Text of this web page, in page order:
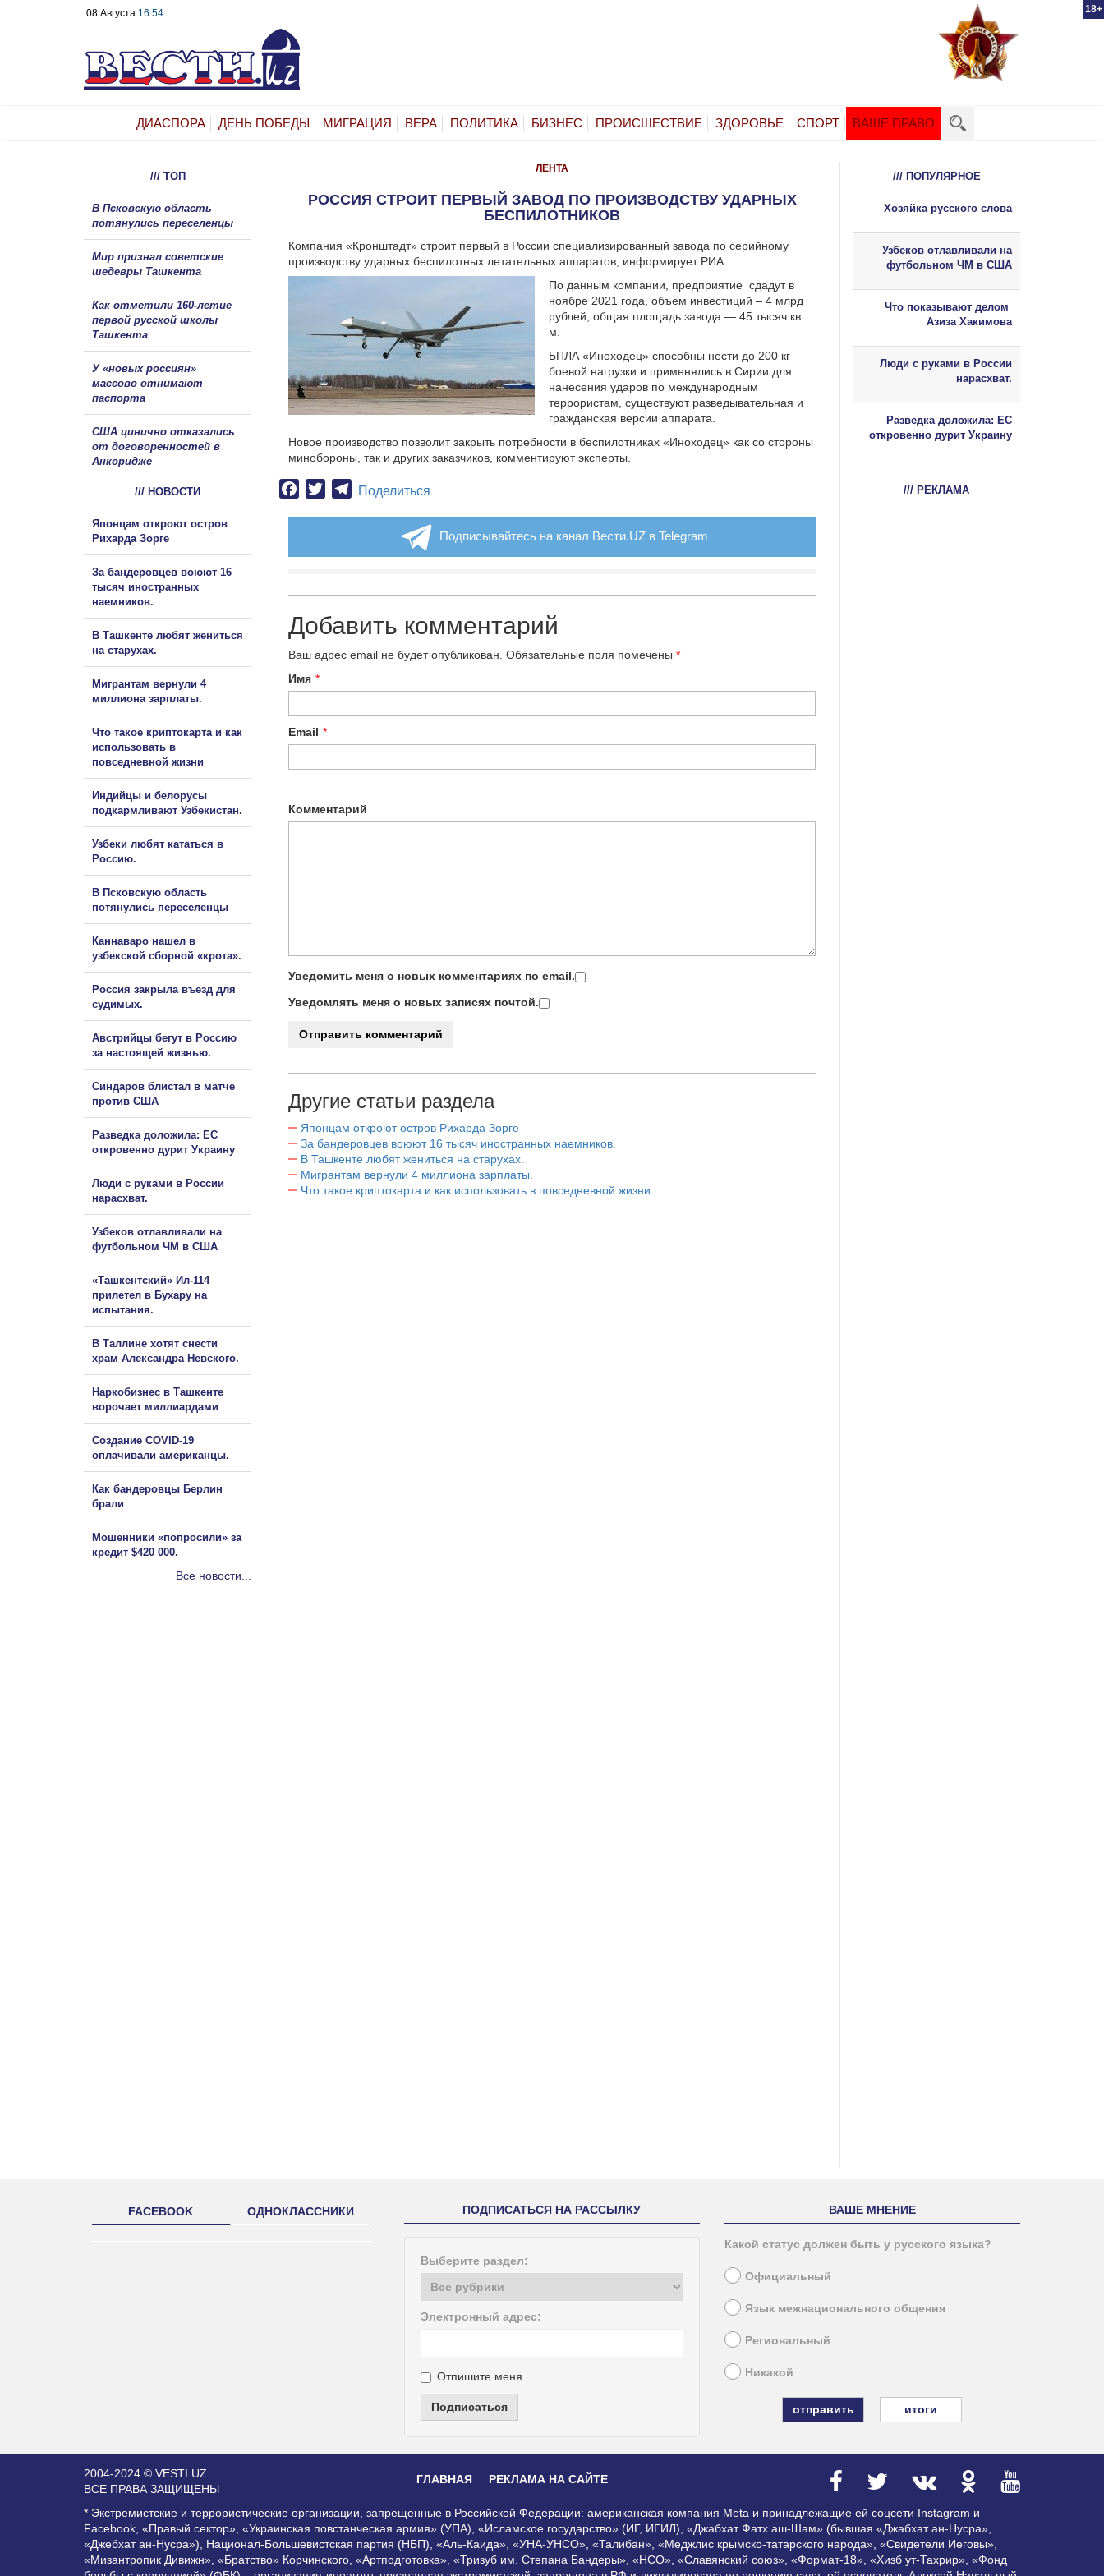
18+
08 Августа 16:54
ДИАСПОРА ДЕНЬ ПОБЕДЫ МИГРАЦИЯ ВЕРА ПОЛИТИКА БИЗНЕС ПРОИСШЕСТВИЕ ЗДОРОВЬЕ СПОРТ ВАШЕ ПРАВО
ЛЕНТА
РОССИЯ СТРОИТ ПЕРВЫЙ ЗАВОД ПО ПРОИЗВОДСТВУ УДАРНЫХ
БЕСПИЛОТНИКОВ
Компания «Кронштадт» строит первый в России специализированный завода по серийному
производству ударных беспилотных летательных аппаратов, информирует РИА.
По данным компании, предприятие сдадут в
ноябре 2021 года, объем инвестиций – 4 млрд
рублей, общая площадь завода — 45 тысяч кв.
м.
БПЛА «Иноходец» способны нести до 200 кг
боевой нагрузки и применялись в Сирии для
нанесения ударов по международным
террористам, существуют разведывательная и
гражданская версии аппарата.
Новое производство позволит закрыть потребности в беспилотниках «Иноходец» как со стороны
минобороны, так и других заказчиков, комментируют эксперты.
Facebook
TwitterTelegram
Поделиться
Подписывайтесь на канал Вести.UZ в Telegram
Добавить комментарий
Ваш адрес email не будет опубликован. Обязательные поля помечены *
Имя *
Email *
Комментарий
Уведомить меня о новых комментариях по email.
Уведомлять меня о новых записях почтой.
Другие статьи раздела
Японцам откроют остров Рихарда Зорге
За бандеровцев воюют 16 тысяч иностранных наемников.
В Ташкенте любят жениться на старухах.
Мигрантам вернули 4 миллиона зарплаты.
Что такое криптокарта и как использовать в повседневной жизни
/// ТОП
В Псковскую область
потянулись переселенцы
Мир признал советские
шедевры Ташкента
Как отметили 160-летие
первой русской школы
Ташкента
У «новых россиян»
массово отнимают
паспорта
США цинично отказались
от договоренностей в
Анкоридже
/// НОВОСТИ
Японцам откроют остров
Рихарда Зорге
За бандеровцев воюют 16
тысяч иностранных
наемников.
В Ташкенте любят жениться
на старухах.
Мигрантам вернули 4
миллиона зарплаты.
Что такое криптокарта и как
использовать в
повседневной жизни
Индийцы и белорусы
подкармливают Узбекистан.
Узбеки любят кататься в
Россию.
В Псковскую область
потянулись переселенцы
Каннаваро нашел в
узбекской сборной «крота».
Россия закрыла въезд для
судимых.
Австрийцы бегут в Россию
за настоящей жизнью.
Синдаров блистал в матче
против США
Разведка доложила: ЕС
откровенно дурит Украину
Люди с руками в России
нарасхват.
Узбеков отлавливали на
футбольном ЧМ в США
«Ташкентский» Ил-114
прилетел в Бухару на
испытания.
В Таллине хотят снести
храм Александра Невского.
Наркобизнес в Ташкенте
ворочает миллиардами
Создание COVID-19
оплачивали американцы.
Как бандеровцы Берлин
брали
Мошенники «попросили» за
кредит $420 000.
Все новости...
/// ПОПУЛЯРНОЕ
Хозяйка русского слова
Узбеков отлавливали на
футбольном ЧМ в США
Что показывают делом
Азиза Хакимова
Люди с руками в России
нарасхват.
Разведка доложила: ЕС
откровенно дурит Украину
/// РЕКЛАМА
FACEBOOK ОДНОКЛАССНИКИ ПОДПИСАТЬСЯ НА РАССЫЛКУ
Выберите раздел:
Электронный адрес:
Отпишите меня
Подписаться
ВАШЕ МНЕНИЕ
Какой статус должен быть у русского языка?
Официальный
Язык межнационального общения
Региональный
Никакой
итоги
2004-2024 © VESTI.UZ
ВСЕ ПРАВА ЗАЩИЩЕНЫ
ГЛАВНАЯ РЕКЛАМА НА САЙТЕ
* Экстремистские и террористические организации, запрещенные в Российской Федерации: американская компания Meta и принадлежащие ей соцсети Instagram и
Facebook, «Правый сектор», «Украинская повстанческая армия» (УПА), «Исламское государство» (ИГ, ИГИЛ), «Джабхат Фатх аш-Шам» (бывшая «Джабхат ан-Нусра»,
«Джебхат ан-Нусра»), Национал-Большевистская партия (НБП), «Аль-Каида», «УНА-УНСО», «Талибан», «Меджлис крымско-татарского народа», «Свидетели Иеговы»,
«Мизантропик Дивижн», «Братство» Корчинского, «Артподготовка», «Тризуб им. Степана Бандеры», «НСО», «Славянский союз», «Формат-18», «Хизб ут-Тахрир», «Фонд